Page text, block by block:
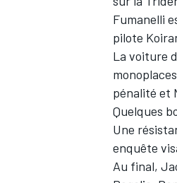
WEC
Fumanelli
pilote
La voiture
pénalité et
Quelques
Une
enquête
Au final,